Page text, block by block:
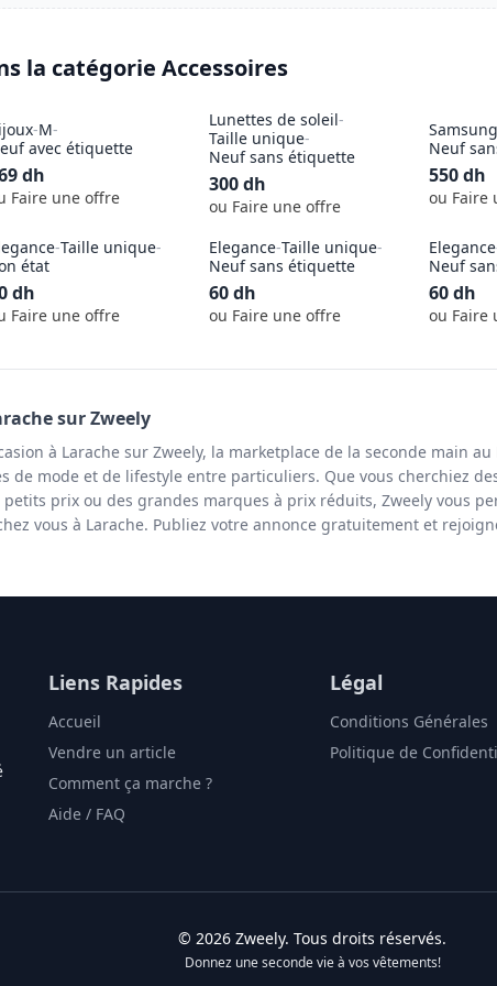
la catégorie Accessoires
-M-
avec étiquette
dh
Faire une offre
Lunettes de soleil-
Taille unique-
Neuf sans étiquette
300dh
ou Faire une offre
Neuf
550dh
ou Faire
-Taille unique-
état
dh
Faire une offre
Elegance-Taille unique-
Neuf sans étiquette
60dh
ou Faire une offre
Elegance
Neuf
60dh
ou Faire
sur Zweely
à Larache sur Zweely, la marketplace de la seconde main au
de mode et de lifestyle entre particuliers. Que vous cherchiez
prix ou des grandes marques à prix réduits, Zweely vous
vous à Larache. Publiez votre annonce gratuitement et
Liens Rapides
Accueil
Vendre un article
Comment ça marche ?
Aide / FAQ
Légal
Conditions Générales
Politique de
© 2026 Zweely. Tous droits réservés.
Donnez une seconde vie à vos vêtements!